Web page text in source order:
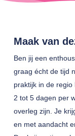
Maak van
Ben jij een
graag écht de tijd
praktijk in de
2 tot 5 dagen per
overleg zijn. Je
en met aandacht